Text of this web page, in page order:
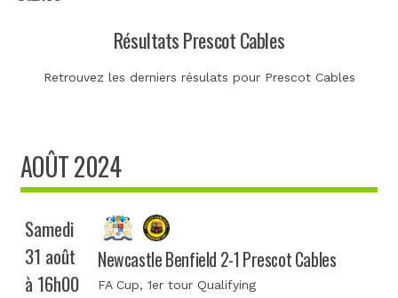
Résultats Prescot Cables
Retrouvez les derniers résulats pour Prescot Cables
AOÛT 2024
Samedi
31 août
à 16h00
Newcastle Benfield 2-1 Prescot Cables
FA Cup, 1er tour Qualifying